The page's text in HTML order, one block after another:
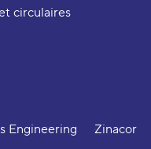
circulaires
Engineering Zinacor